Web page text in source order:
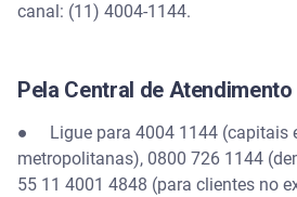
canal: (11) 4004-1144.
Pela Central de Atendimento
● Ligue para 4004 1144 (capitais
metropolitanas), 0800 726 1144
55 11 4001 4848 (para clientes no